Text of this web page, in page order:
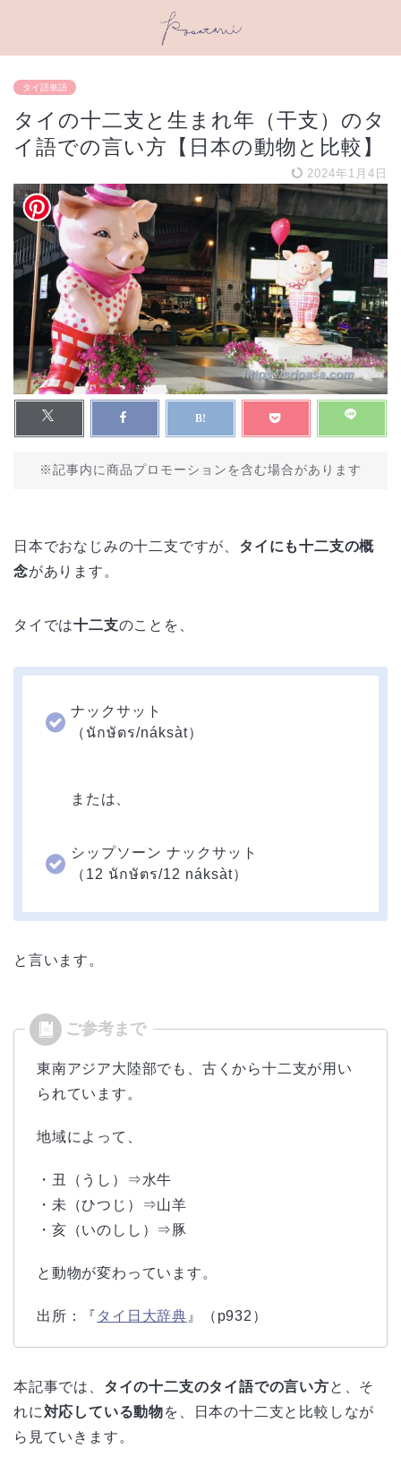
タイ語単語
タイの十二支と生まれ年（干支）のタ
イ語での言い方【日本の動物と比較】
2024年1月4日
※記事内に商品プロモーションを含む場合があります
日本でおなじみの十二支ですが、 タイにも十二支の概
念があります。
タイでは十二支のことを、
ナックサット
（นักษัตร/náksàt）
または、
シップソーン ナックサット
（12 นักษัตร/12 náksàt）
と言います。
東南アジア大陸部でも、古くから十二支が用い
られています。
地域によって、
・丑（うし）⇒水牛
・未（ひつじ）⇒山羊
・亥（いのしし）⇒豚
と動物が変わっています。
出所：『 タイ日大辞典 』（p932）
本記事では、 タイの十二支のタイ語での言い方と、そ
れに対応している動物を、日本の十二支と比較しなが
ら見ていきます。